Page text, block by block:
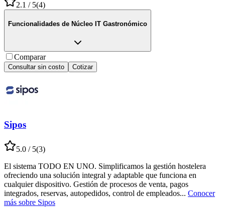
2.1 / 5(4)
Funcionalidades de Núcleo IT Gastronómico
Comparar
Consultar sin costo Cotizar
Sipos
5.0 / 5(3)
El sistema TODO EN UNO. Simplificamos la gestión hostelera
ofreciendo una solución integral y adaptable que funciona en
cualquier dispositivo. Gestión de procesos de venta, pagos
integrados, reservas, autopedidos, control de empleados... Conocer
más sobre Sipos